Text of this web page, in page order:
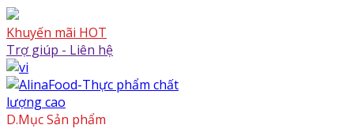
Skip
to
content
Skip
to
content
Khuyến mãi HOT
Trợ giúp - Liên hệ
D.Mục Sản phẩm